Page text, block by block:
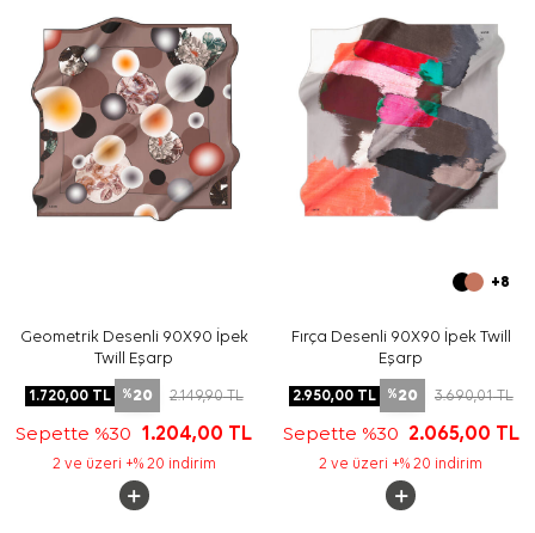
Bakım
Yıkama ve bakım için ürün etiketindeki talimatları
izleyiniz. İpek ve hassas eşarplarda, ürün etiketine uygun
hassas temizlik için Aker İpek Eşarp Şampuanıtercih
edebilirsiniz.
Sıkça Sorulan Sorular
Turkuaz İpek Tivil Kare Kareli Eşarp hangi ebattadır?
Bu ipek tivil eşarp hangi desenlere sahiptir?
Geometrik Desenli 90X90 İpek
Twill Eşarp
1.720,00TL %20 2.149,90TL
Sepette %30 1.204,00 TL
2 ve üzeri +% 20 indirim
+8
Fırça Desenli 90X90 İpek Twill
Eşarp
2.950,00TL %20 3.690,01TL
Sepette %30 2.065,00 TL
2 ve üzeri +% 20 indirim